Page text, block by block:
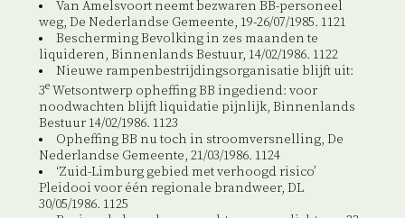
Van Amelsvoort neemt bezwaren BB-personeel
weg, De Nederlandse Gemeente, 19-26/07/1985. 1121
Bescherming Bevolking in zes maanden te
liquideren, Binnenlands Bestuur, 14/02/1986. 1122
Nieuwe rampenbestrijdingsorganisatie blijft uit:
3eWetsontwerp opheffing BB ingediend: voor
noodwachten blijft liquidatie pijnlijk, Binnenlands
Bestuur 14/02/1986. 1123
Opheffing BB nu toch in stroomversnelling, De
Nederlandse Gemeente, 21/03/1986. 1124
‘Zuid-Limburg gebied met verhoogd risico’
Pleidooi voor één regionale brandweer, DL
30/05/1986. 1125